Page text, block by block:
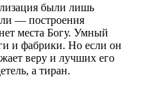
были лишь
— построения
места Богу. Умный
и фабрики. Но если он
веру и лучших его
а тиран.